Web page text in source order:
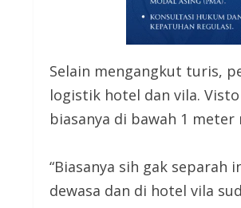
Selain mengangkut turis,
logistik hotel dan vila.
biasanya di bawah 1
“Biasanya sih gak
dewasa dan di hotel vila